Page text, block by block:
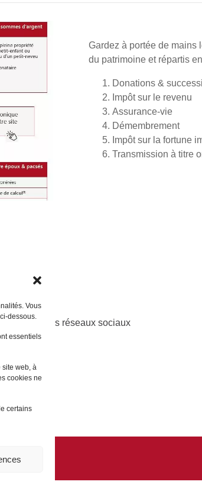
Vous
dessous.
essentiels
site web, à
cookies ne
certains
Gardez à portée de mains
du patrimoine et répartis
Donations &
Impôt sur le revenu
Assurance-vie
Démembrement
Impôt sur la fortune
Transmission à titre
sur les réseaux sociaux